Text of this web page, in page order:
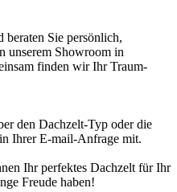
beraten Sie persönlich,
unserem Showroom in
finden wir Ihr Traum-
den Dachzelt-Typ oder die
Ihrer E-mail-Anfrage mit.
Ihr perfektes Dachzelt für Ihr
Freude haben!